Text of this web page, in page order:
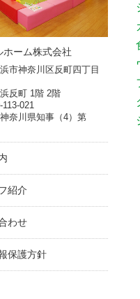
ホーム株式会社
市神奈川区反町四丁目
反町 1階 2階
021
奈川県知事（4）第
紹介
わせ
保護方針